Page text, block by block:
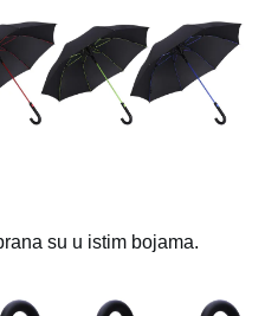
su u istim bojama.